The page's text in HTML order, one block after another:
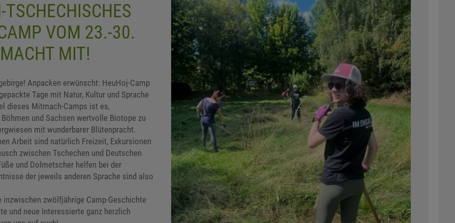
TSCHECHISCHES
VOM 23.-30.
MIT!
Anpacken erwünscht: HeuHoj-Camp
Tage mit Natur, Kultur und Sprache
dieses Mitmach-Camps ist es,
und Sachsen wertvolle Biotope zu
mit wunderbarer Blütenpracht.
Arbeit sind natürlich Freizeit, Exkursionen
zwischen Tschechen und Deutschen
und Dolmetscher helfen bei der
der jeweils anderen Sprache sind also
inzwischen zwölfjährige Camp-Geschichte
und neue Interessierte ganz herzlich